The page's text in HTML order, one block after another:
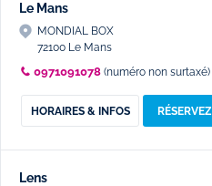
Le Mans
MONDIAL BOX
72100 Le Mans
0971091078 (numéro non surtaxé)
HORAIRES & INFOS
Lens